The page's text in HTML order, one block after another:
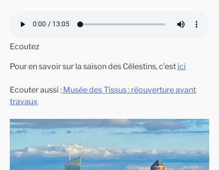
Ecoutez
Pour en savoir sur la saison des Célestins, c’est ici
Ecouter aussi : Musée des Tissus : réouverture avant
travaux